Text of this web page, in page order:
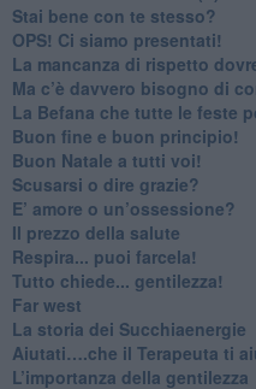
​Stai bene con te stesso?
​OPS! Ci siamo presentati!
​La mancanza di rispetto
​Ma c’è davvero bisogno di
​La Befana che tutte le feste
Buon fine e buon principio!
​Buon Natale a tutti voi!
​Scusarsi o dire grazie?
​E’ amore o un’ossessione?
​Il prezzo della salute
​Respira... puoi farcela!
​Tutto chiede... gentilezza!
​Far west
​La storia dei Succhiaenergie
​Aiutati….che il Terapeuta ti
​L’importanza della gentilezza